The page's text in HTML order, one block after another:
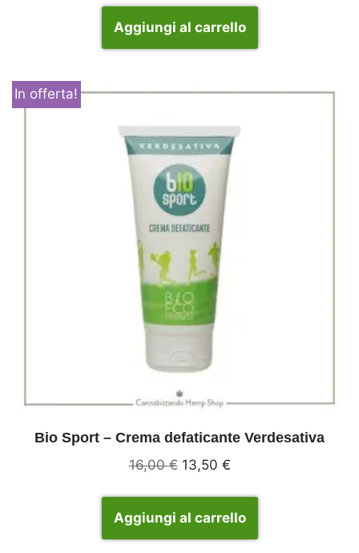
Aggiungi al carrello
In offerta!
Bio Sport – Crema defaticante Verdesativa
16,00€ 13,50 €
Aggiungi al carrello